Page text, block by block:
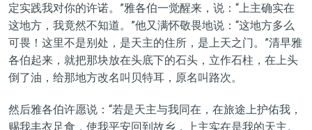
定实践我对你的许诺。”雅各伯一觉醒来，说：“上主确实在
这地方，我竟然不知道。”他又满怀敬畏地说：“这地方多么
可畏！这里不是别处，是天主的住所，是上天之门。”清早雅
各伯起来，就把那块放在头底下的石头，立作石柱，在上头
倒了油，给那地方改名叫贝特耳，原名叫路次。
然后雅各伯许愿说：“若是天主与我同在，在旅途上护佑我，
赐我丰衣足食，使我平安回到故乡，上主实在是我的天主。